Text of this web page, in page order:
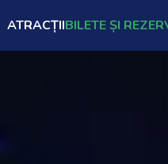
ATRACȚIIBILETE ȘI